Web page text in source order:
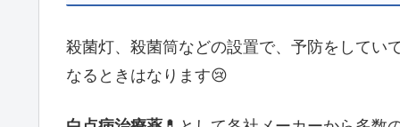
殺菌灯、殺菌筒などの設置で、予防をしてい
なるときはなります😢